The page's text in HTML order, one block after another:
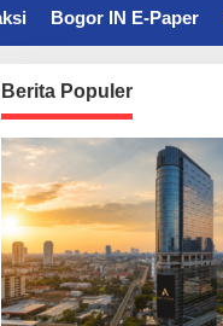
Bogor IN E-Paper
Berita Populer